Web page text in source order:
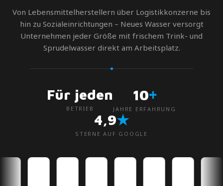
Von Lebensmittelherstellern über Logistikkonzerne bis
hin zu Sozialeinrichtungen – Neues Wasser versorgt
Unternehmen jeder Größe mit frischem Trink- und
Sprudelwasser direkt am Arbeitsplatz.
Für jeden
BETRIEB
10+
JAHRE ERFAHRUNG
4,9★
STERNE AUF GOOGLE